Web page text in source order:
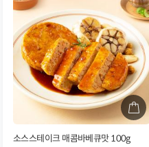
소스스테이크 매콤바베큐맛 100g